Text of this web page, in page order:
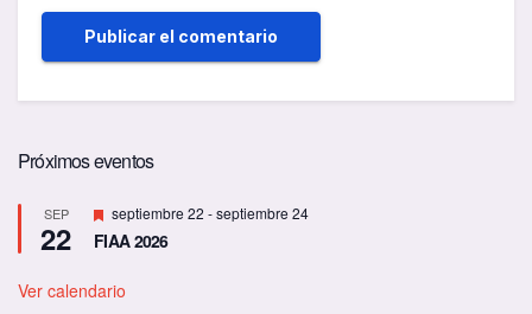
Próximos eventos
SEP
22
D
e
s
a
septiembre 22 -septiembre 24
FIAA 2026
Ver calendario